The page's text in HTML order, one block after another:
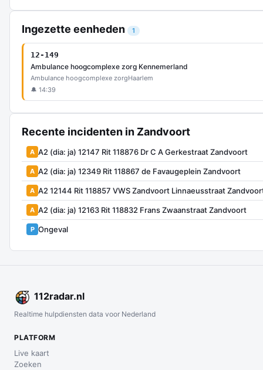
Ingezette eenheden 1
12-149
Ambulance hoogcomplexe zorg Kennemerland
Ambulance hoogcomplexe zorgHaarlem
🔔 14:39
Recente incidenten in Zandvoort
A A2 (dia: ja) 12147 Rit 118876 Dr C A Gerkestraat Zandvoort
A A2 (dia: ja) 12349 Rit 118867 de Favaugeplein Zandvoort
A A2 12144 Rit 118857 VWS Zandvoort Linnaeusstraat
A A2 (dia: ja) 12163 Rit 118832 Frans Zwaanstraat Zandvoort
P Ongeval
112radar.nl
Realtime hulpdiensten data voor Nederland
PLATFORM
Live kaart
Zoeken